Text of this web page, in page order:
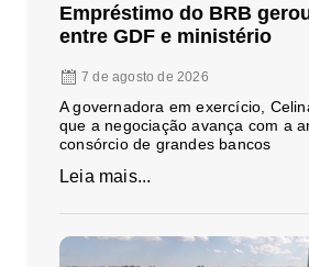
Empréstimo do BRB
entre GDF e ministério
7 de agosto de 2026
A governadora em exercício,
que a negociação avança com a
consórcio de grandes bancos
Leia mais...